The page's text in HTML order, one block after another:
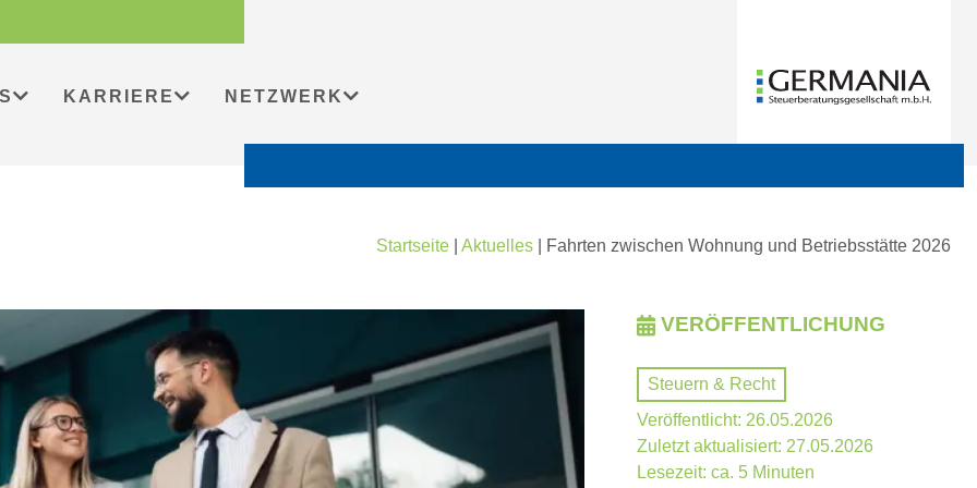
KARRIERE NETZWERK
Startseite Aktuelles Fahrten zwischen Wohnung und Betriebsstätte 2026
VERÖFFENTLICHUNG
Steuern & Recht
Veröffentlicht: 26.05.2026
Zuletzt aktualisiert: 27.05.2026
Lesezeit: ca. 5 Minuten